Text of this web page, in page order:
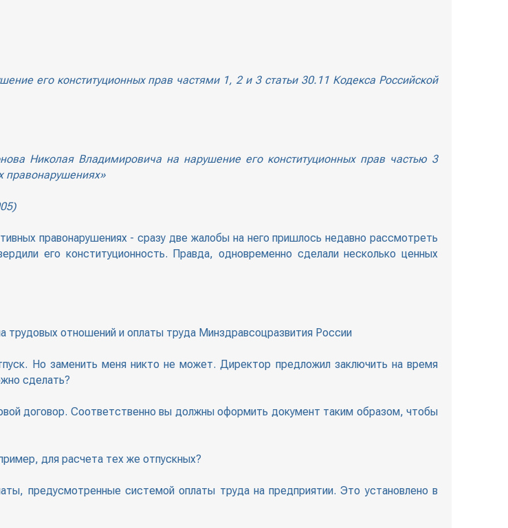
его конституционных прав частями 1, 2 и 3 статьи 30.11 Кодекса Российской
Николая Владимировича на нарушение его конституционных прав частью 3
правонарушениях»
правонарушениях - сразу две жалобы на него пришлось недавно рассмотреть
его конституционность. Правда, одновременно сделали несколько ценных
трудовых отношений и оплаты труда Минздравсоцразвития России
Но заменить меня никто не может. Директор предложил заключить на время
сделать?
договор. Соответственно вы должны оформить документ таким образом, чтобы
для расчета тех же отпускных?
предусмотренные системой оплаты труда на предприятии. Это установлено в